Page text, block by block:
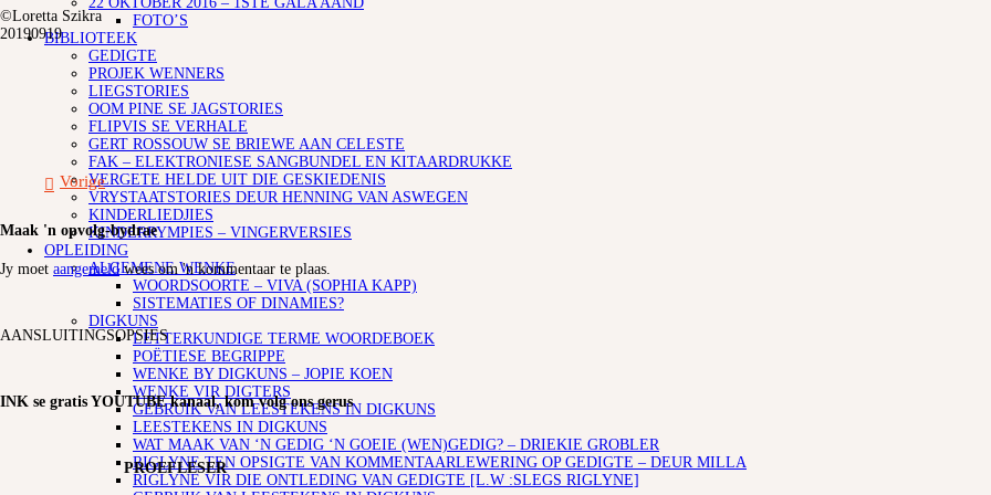
FOTO’S
BIBLIOTEEK
GEDIGTE
PROJEK WENNERS
LIEGSTORIES
OOM PINE SE JAGSTORIES
FLIPVIS SE VERHALE
GERT ROSSOUW SE BRIEWE AAN CELESTE
FAK – ELEKTRONIESE SANGBUNDEL EN KITAARDRUKKE
VERGETE HELDE UIT DIE GESKIEDENIS
VRYSTAATSTORIES DEUR HENNING VAN ASWEGEN
KINDERLIEDJIES
KINDERRYMPIES – VINGERVERSIES
OPLEIDING
ALGEMENE WENKE
WOORDSOORTE – VIVA (SOPHIA KAPP)
SISTEMATIES OF DINAMIES?
DIGKUNS
LETTERKUNDIGE TERME WOORDEBOEK
POËTIESE BEGRIPPE
WENKE BY DIGKUNS – JOPIE KOEN
WENKE VIR DIGTERS
GEBRUIK VAN LEESTEKENS IN DIGKUNS
LEESTEKENS IN DIGKUNS
WAT MAAK VAN ‘N GEDIG ‘N GOEIE (WEN)GEDIG? – DRIEKIE GROBLER
RIGLYNE TEN OPSIGTE VAN KOMMENTAARLEWERING OP GEDIGTE – DEUR MILLA
RIGLYNE VIR DIE ONTLEDING VAN GEDIGTE [L.W :SLEGS RIGLYNE]
©Loretta Szikra
20190919
Vorige
Maak 'n opvolg-bydrae
Jy moet aangemeldwees om 'n kommentaar te plaas.
AANSLUITINGSOPSIES
INK se gratis YOUTUBE kanaal, kom volg ons gerus
PROEFLESER